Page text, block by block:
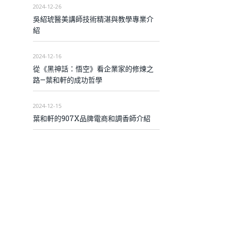
2024-12-26
吳紹琥醫美講師技術精湛與教學專業介
紹
2024-12-16
從《黑神話：悟空》看企業家的修煉之
路—葉和軒的成功哲學
2024-12-15
葉和軒的907X品牌電商和調香師介紹